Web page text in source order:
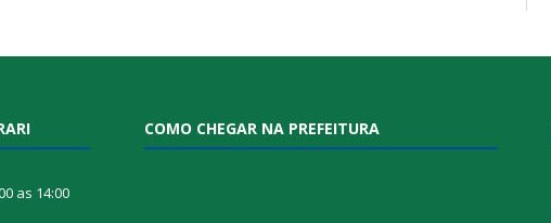
as 14:00
COMO CHEGAR NA PREFEITURA